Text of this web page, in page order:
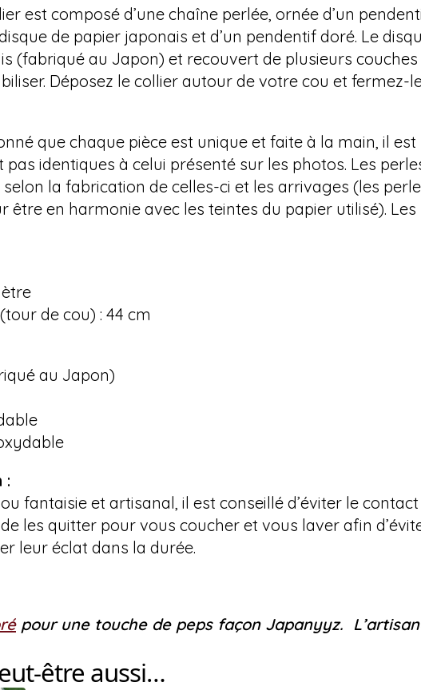
est composé d’une chaîne perlée, ornée d’un
de papier japonais et d’un pendentif doré. Le
(fabriqué au Japon) et recouvert de plusieurs
Déposez le collier autour de votre cou et
que chaque pièce est unique et faite à la main, il
identiques à celui présenté sur les photos. Les
la fabrication de celles-ci et les arrivages (les
être en harmonie avec les teintes du papier utilisé).
de cou) : 44 cm
au Japon)
:
fantaisie et artisanal, il est conseillé d’éviter le
les quitter pour vous coucher et vous laver afin
leur éclat dans la durée.
pour une touche de peps façon Japanyyz.
être aussi…